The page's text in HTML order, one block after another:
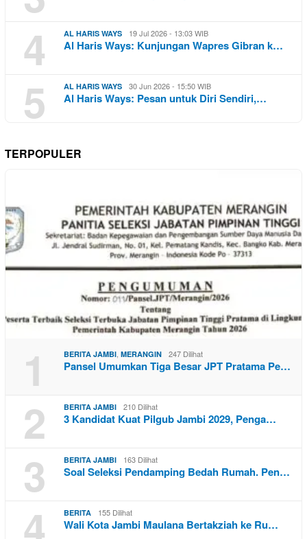
4 AL HARIS WAYS 19 Jul 2026 - 13:03 WIB
Al Haris Ways: Kunjungan Wapres Gibran k…
5 AL HARIS WAYS 30 Jun 2026 - 15:50 WIB
Al Haris Ways: Pesan untuk Diri Sendiri,…
TERPOPULER
1 BERITA JAMBI, MERANGIN 247 Dilihat
Pansel Umumkan Tiga Besar JPT Pratama Pe…
2 BERITA JAMBI 210 Dilihat
3 Kandidat Kuat Pilgub Jambi 2029, Penga…
3 BERITA JAMBI 163 Dilihat
Soal Seleksi Pendamping Bedah Rumah. Pen…
BERITA 155 Dilihat
Wali Kota Jambi Maulana Bertakziah ke Ru…